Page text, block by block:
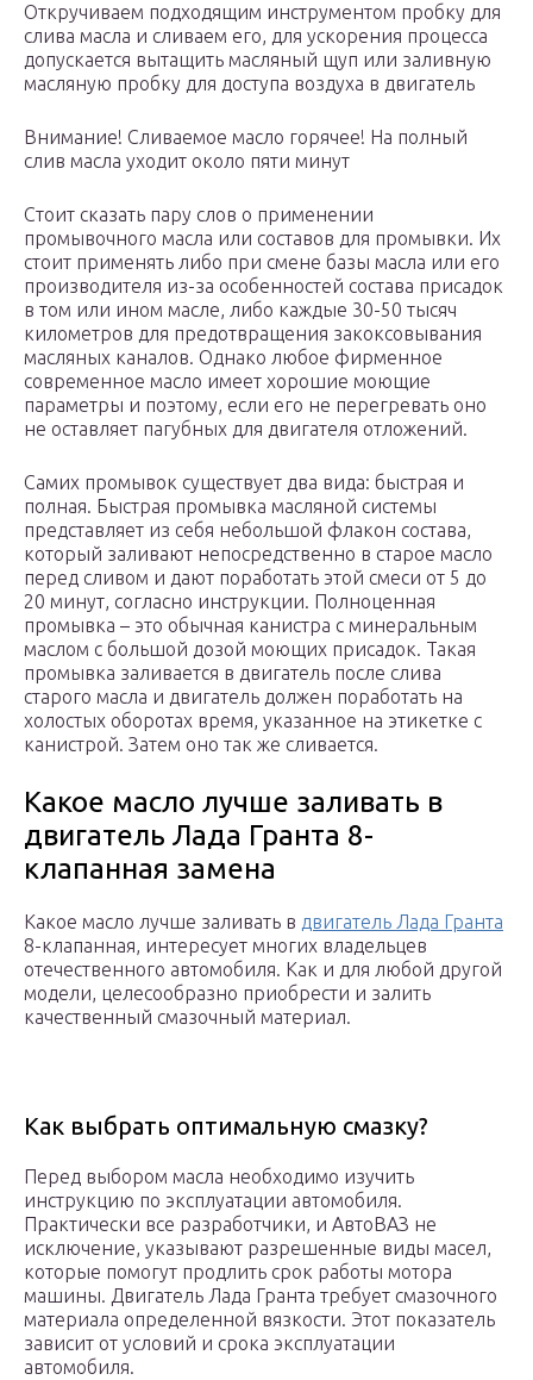
Откручиваем подходящим инструментом пробку для
слива масла и сливаем его, для ускорения процесса
допускается вытащить масляный щуп или заливную
масляную пробку для доступа воздуха в двигатель
Внимание! Сливаемое масло горячее! На полный
слив масла уходит около пяти минут
Стоит сказать пару слов о применении
промывочного масла или составов для промывки. Их
стоит применять либо при смене базы масла или его
производителя из-за особенностей состава присадок
в том или ином масле, либо каждые 30-50 тысяч
километров для предотвращения закоксовывания
масляных каналов. Однако любое фирменное
современное масло имеет хорошие моющие
параметры и поэтому, если его не перегревать оно
не оставляет пагубных для двигателя отложений.
Самих промывок существует два вида: быстрая и
полная. Быстрая промывка масляной системы
представляет из себя небольшой флакон состава,
который заливают непосредственно в старое масло
перед сливом и дают поработать этой смеси от 5 до
20 минут, согласно инструкции. Полноценная
промывка – это обычная канистра с минеральным
маслом с большой дозой моющих присадок. Такая
промывка заливается в двигатель после слива
старого масла и двигатель должен поработать на
холостых оборотах время, указанное на этикетке с
канистрой. Затем оно так же сливается.
Какое масло лучше заливать в
двигатель Лада Гранта 8-
клапанная замена
Какое масло лучше заливать в двигатель Лада Гранта
8-клапанная, интересует многих владельцев
отечественного автомобиля. Как и для любой другой
модели, целесообразно приобрести и залить
качественный смазочный материал.
Как выбрать оптимальную смазку?
Перед выбором масла необходимо изучить
инструкцию по эксплуатации автомобиля.
Практически все разработчики, и АвтоВАЗ не
исключение, указывают разрешенные виды масел,
которые помогут продлить срок работы мотора
машины. Двигатель Лада Гранта требует смазочного
материала определенной вязкости. Этот показатель
зависит от условий и срока эксплуатации
автомобиля.